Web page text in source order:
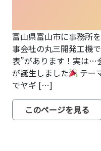
富山県富山市に事務所
事会社の丸三開発工機
表”があります！実は…
が誕生しました
テー
でヤギ […]
このページを見る